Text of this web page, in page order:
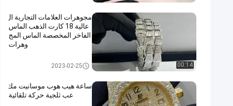
00:14
مجوهرات العلامات التجارية ال
عالية 18 كارت الذهب الماس
الفاخر المخصصة الماس المج
وهرات
مجوهرات العلامة التجارية الفاخرة
2023-02-25
ساعة هيب هوب موسانيت مك
عب ثلجية حركة تلقائية